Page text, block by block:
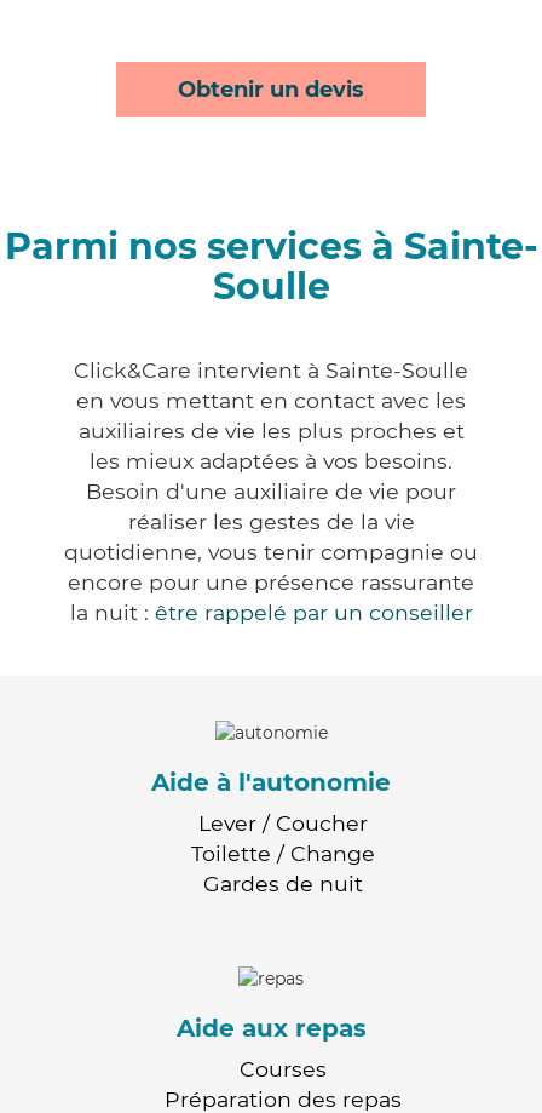
Obtenir un devis
Parmi nos services à Sainte-
Soulle
Click&Care intervient à Sainte-Soulle
en vous mettant en contact avec les
auxiliaires de vie les plus proches et
les mieux adaptées à vos besoins.
Besoin d'une auxiliaire de vie pour
réaliser les gestes de la vie
quotidienne, vous tenir compagnie ou
encore pour une présence rassurante
la nuit : être rappelé par un conseiller
Aide à l'autonomie
Lever / Coucher
Toilette / Change
Gardes de nuit
Aide aux repas
Courses
Préparation des repas